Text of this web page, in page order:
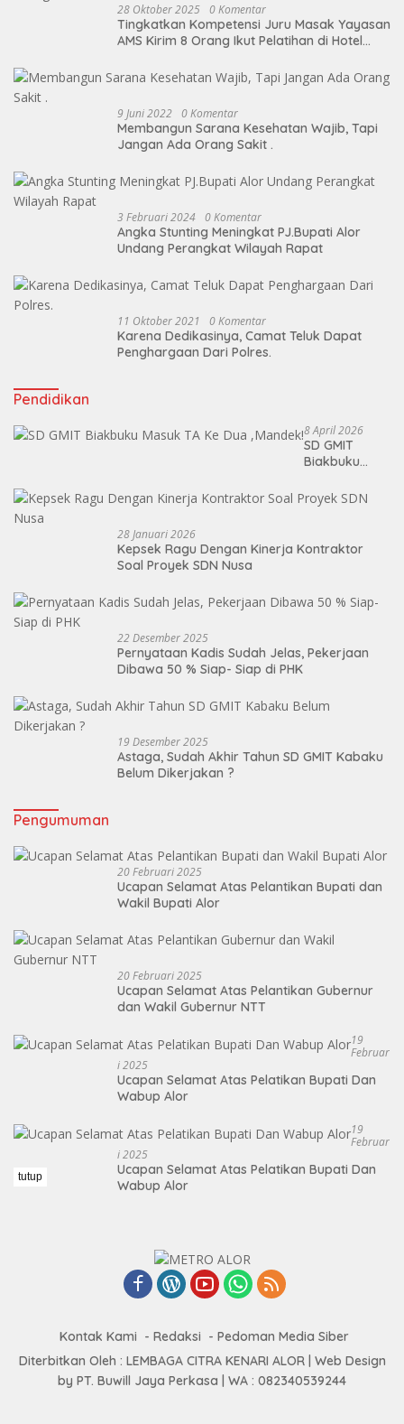
28 Oktober 2025 0 Komentar
Tingkatkan Kompetensi Juru Masak Yayasan
AMS Kirim 8 Orang Ikut Pelatihan di Hotel
9 Juni 2022 0 Komentar
Membangun Sarana Kesehatan Wajib, Tapi
Jangan Ada Orang Sakit .
3 Februari 2024 0 Komentar
Angka Stunting Meningkat PJ.Bupati Alor
Undang Perangkat Wilayah Rapat
11 Oktober 2021 0 Komentar
Karena Dedikasinya, Camat Teluk Dapat
Penghargaan Dari Polres.
Pendidikan
8 April 2026
SD GMIT
Biakbuku
Dua ,Mandek!
28 Januari 2026
Kepsek Ragu Dengan Kinerja Kontraktor
Soal Proyek SDN Nusa
22 Desember 2025
Pernyataan Kadis Sudah Jelas, Pekerjaan
Dibawa 50 % Siap- Siap di PHK
19 Desember 2025
Astaga, Sudah Akhir Tahun SD GMIT Kabaku
Belum Dikerjakan ?
Pengumuman
20 Februari 2025
Ucapan Selamat Atas Pelantikan Bupati dan
Wakil Bupati Alor
20 Februari 2025
Ucapan Selamat Atas Pelantikan Gubernur
dan Wakil Gubernur NTT
19
Februar
I 2025
Ucapan Selamat Atas Pelatikan Bupati Dan
Wabup Alor
19
Februar
I 2025
Ucapan Selamat Atas Pelatikan Bupati Dan
Wabup Alor
Kontak Kami Redaksi
Pedoman Media Siber
Diterbitkan Oleh : LEMBAGA CITRA KENARI ALOR | Web Design
by PT. Buwill Jaya Perkasa | WA : 082340539244
tutup